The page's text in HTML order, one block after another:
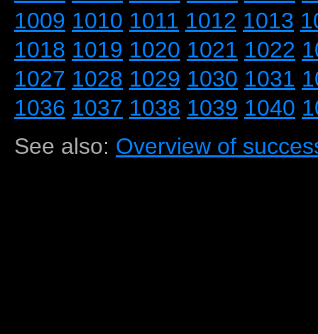
1009 1010 1011 1012 1013
1018 1019 1020 1021 1022
1027 1028 1029 1030 1031
1036 1037 1038 1039 1040
See also: Overview of